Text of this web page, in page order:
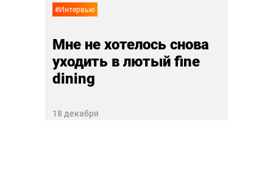
#Интервью
Мне не хотелось снова
уходить в лютый fine
dining
18 декабря